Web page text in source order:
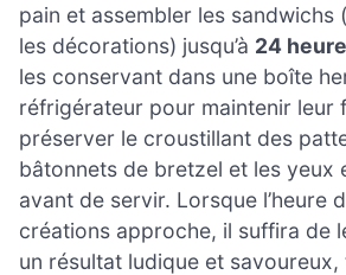
pain et assembler les sandwichs
les décorations) jusqu’à 24
les conservant dans une boîte
réfrigérateur pour maintenir leur
préserver le croustillant des
bâtonnets de bretzel et les yeux
avant de servir. Lorsque l’heure
créations approche, il suffira de
un résultat ludique et